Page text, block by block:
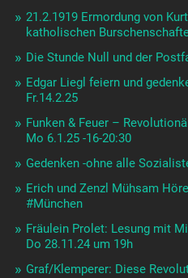
21.2.1919 Ermordung von
katholischen
Die Stunde Null und der
Edgar Liegl feiern und
Fr.14.2.25
Funken & Feuer –
Mo 6.1.25 -16-20:30
Gedenken -ohne alle
Erich und Zenzl Mühsam
#München
Fräulein Prolet: Lesung mit
Do 28.11.24 um 19h
Graf/Klemperer: Diese